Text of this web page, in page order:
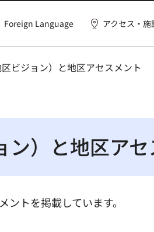
Foreign Language アクセス・施
ビジョン）と地区アセスメント
）と地区アセ
トを掲載しています。